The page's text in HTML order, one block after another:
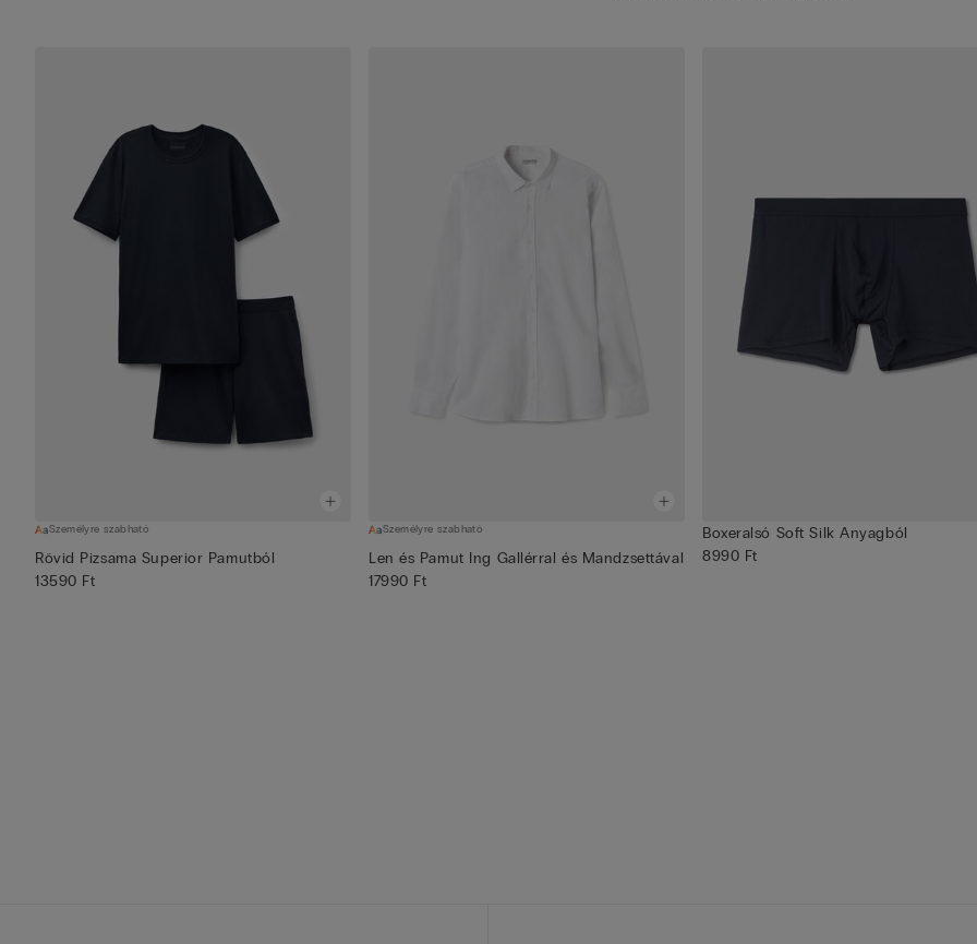
Személyre szabható
Rövid Pizsama Superior Pamutból
13590 Ft
Személyre szabható
Len és Pamut Ing Gallérral és Mandzsettával
17990 Ft
Boxeralsó Soft Silk Anyagból
8990 Ft